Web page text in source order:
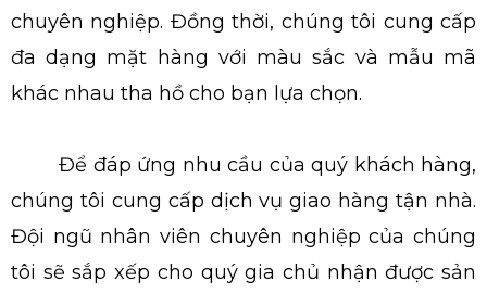
chuyên nghiệp. Đồng thời, chúng tôi cung cấp
đa dạng mặt hàng với màu sắc và mẫu mã
khác nhau tha hồ cho bạn lựa chọn.
Để đáp ứng nhu cầu của quý khách hàng,
chúng tôi cung cấp dịch vụ giao hàng tận nhà.
Đội ngũ nhân viên chuyên nghiệp của chúng
tôi sẽ sắp xếp cho quý gia chủ nhận được sản